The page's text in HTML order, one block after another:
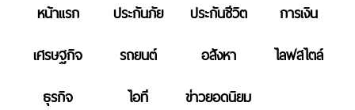
หน้าแรก ประกันภัย ประกันชีวิต
การเงิน
เศรษฐกิจ
รถยนต์ อสังหา
ไลฟสไตล์
ธุรกิจ
ไอที ข่าวยอดนิยม